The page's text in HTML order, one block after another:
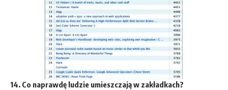
14. Co naprawdę ludzie umieszczają w zakładkach?